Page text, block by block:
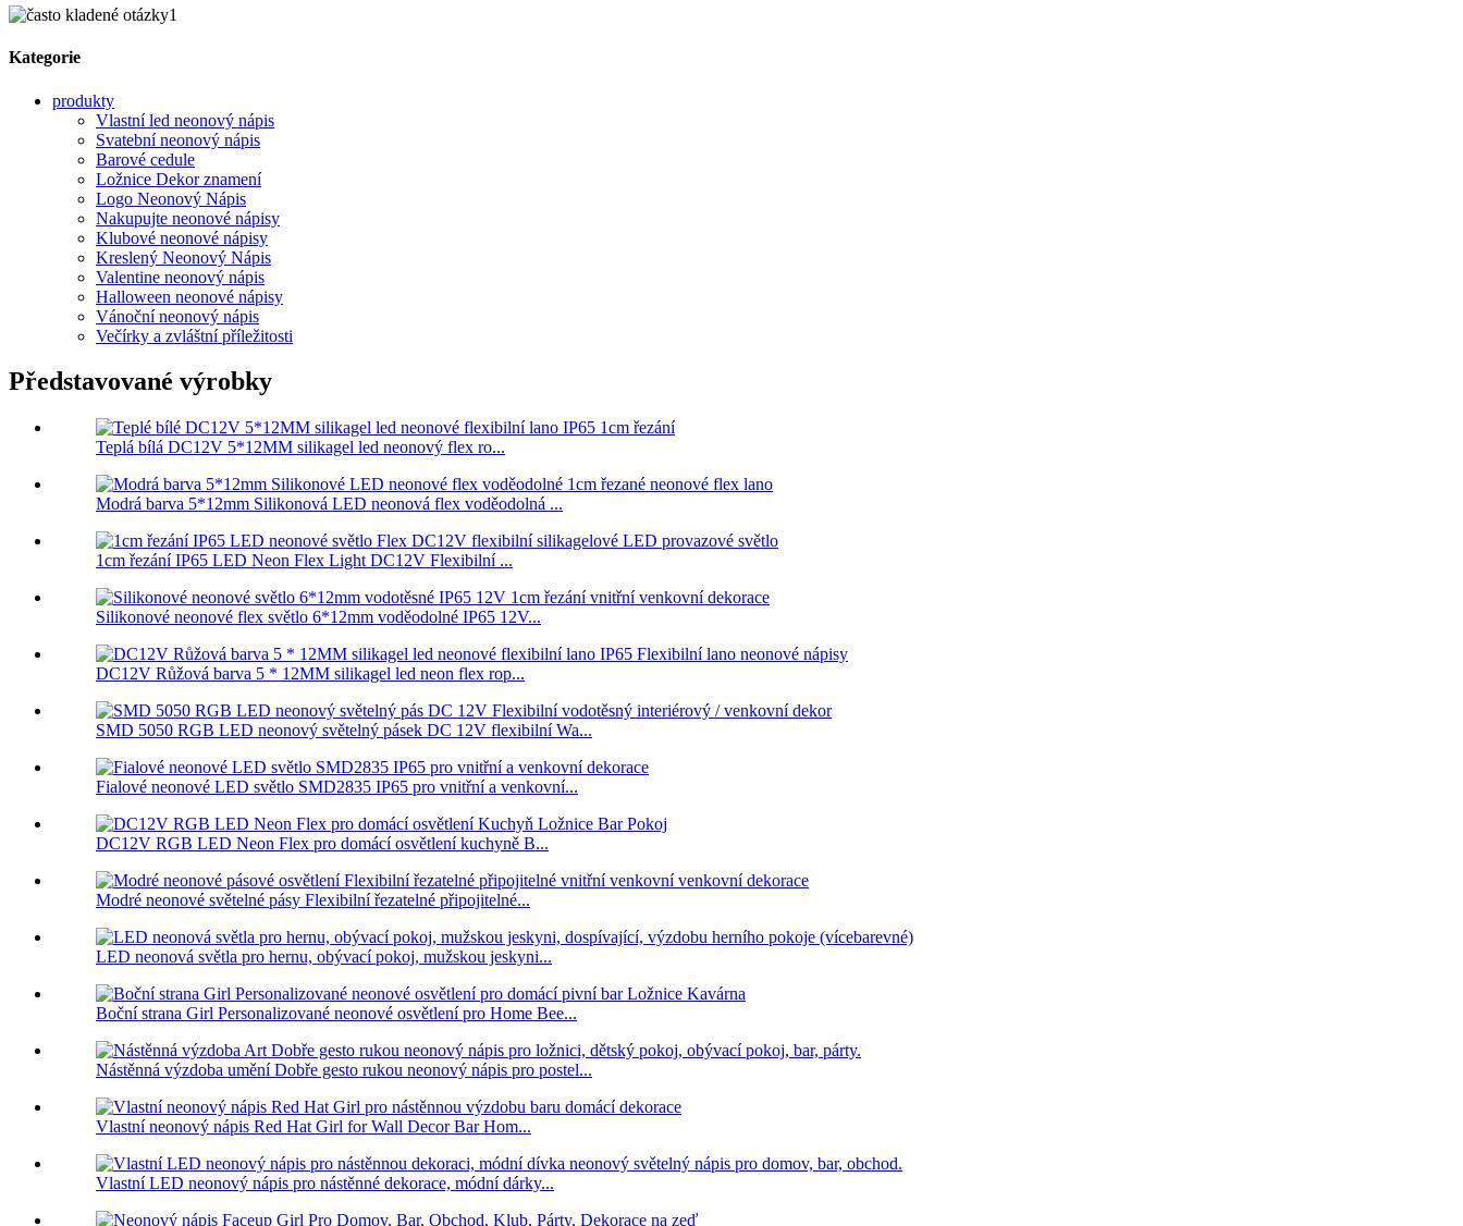
Kategorie
produkty
Vlastní led neonový nápis
Svatební neonový nápis
Barové cedule
Ložnice Dekor znamení
Logo Neonový Nápis
Nakupujte neonové nápisy
Klubové neonové nápisy
Kreslený Neonový Nápis
Valentine neonový nápis
Halloween neonové nápisy
Vánoční neonový nápis
Večírky a zvláštní příležitosti
Představované výrobky
Teplá bílá DC12V 5*12MM silikagel led neonový flex ro...
Modrá barva 5*12mm Silikonová LED neonová flex voděodolná ...
1cm řezání IP65 LED Neon Flex Light DC12V Flexibilní ...
Silikonové neonové flex světlo 6*12mm voděodolné IP65 12V...
DC12V Růžová barva 5 * 12MM silikagel led neon flex rop...
SMD 5050 RGB LED neonový světelný pásek DC 12V flexibilní Wa...
Fialové neonové LED světlo SMD2835 IP65 pro vnitřní a venkovní...
DC12V RGB LED Neon Flex pro domácí osvětlení kuchyně B...
Modré neonové světelné pásy Flexibilní řezatelné připojitelné...
LED neonová světla pro hernu, obývací pokoj, mužskou jeskyni...
Boční strana Girl Personalizované neonové osvětlení pro Home Bee...
Nástěnná výzdoba umění Dobře gesto rukou neonový nápis pro postel...
Vlastní neonový nápis Red Hat Girl for Wall Decor Bar Hom...
Vlastní LED neonový nápis pro nástěnné dekorace, módní dárky...